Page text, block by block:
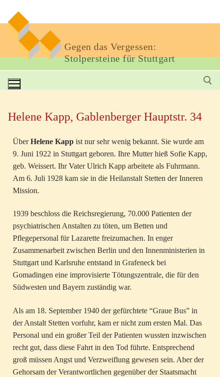
Gegen das Vergessen:
Stolpersteine für Stuttgart
Helene Kapp, Gablenberger Hauptstr. 34
ÜberHelene Kapp ist nur sehr wenig bekannt. Sie wurde am
9. Juni 1922 in Stuttgart geboren. Ihre Mutter hieß Sofie Kapp,
geb. Weissert. Ihr Vater Ulrich Kapp arbeitete als Fuhrmann.
Am 6. Juli 1928 kam sie in die Heilanstalt Stetten der Inneren
Mission.
1939 beschloss die Reichsregierung, 70.000 Patienten der
psychiatrischen Anstalten zu töten, um Betten und
Pflegepersonal für Lazarette freizumachen. In enger
Zusammenarbeit zwischen Berlin und den Innenministerien in
Stuttgart und Karlsruhe entstand in Grafeneck bei
Gomadingen eine improvisierte Tötungszentrale, die für den
Südwesten und Bayern zuständig war.
Als am 18. September 1940 der gefürchtete “Graue Bus” in
der Anstalt Stetten vorfuhr, kam er nicht zum ersten Mal. Das
Personal und ein großer Teil der Patienten wussten inzwischen
recht gut, dass diese Fahrt in den Tod führte. Entsprechend
groß müssen Angst und Verzweiflung gewesen sein. Aber der
Gehorsam der Verantwortlichen gegenüber der Staatsmacht